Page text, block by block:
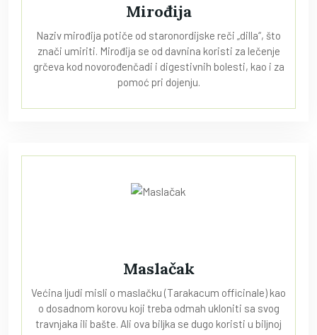
Mirođija
Naziv mirođija potiče od staronordijske reči „dilla“, što
znači umiriti. Mirođija se od davnina koristi za lečenje
grčeva kod novorođenčadi i digestivnih bolesti, kao i za
pomoć pri dojenju.
Maslačak
Većina ljudi misli o maslačku (Tarakacum officinale) kao
o dosadnom korovu koji treba odmah ukloniti sa svog
travnjaka ili bašte. Ali ova biljka se dugo koristi u biljnoj